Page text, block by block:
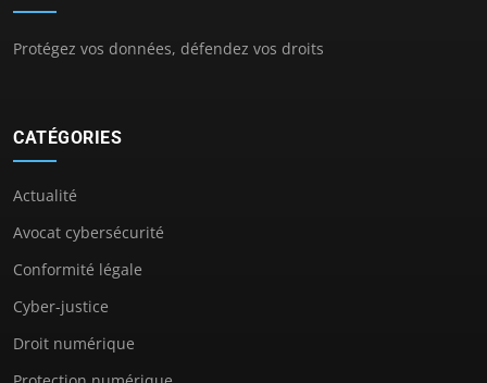
Protégez vos données, défendez vos droits
CATÉGORIES
Actualité
Avocat cybersécurité
Conformité légale
Cyber-justice
Droit numérique